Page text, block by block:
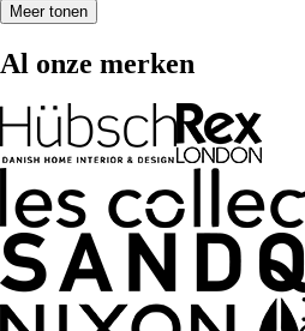
Meer tonen
Al onze merken